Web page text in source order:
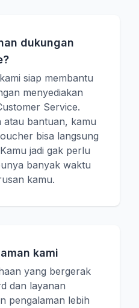
dukungan
siap membantu
menyediakan
Service.
atau bantuan, kamu
bisa langsung
jadi gak perlu
banyak waktu
kamu.
kami
yang bergerak
dan layanan
pengalaman lebih